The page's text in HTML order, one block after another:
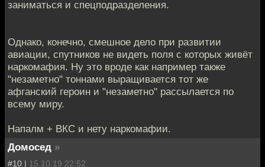
заниматься и спецподразделения.
Однако, конечно, смешное дело при развитии
авиации, спутников не видеть поля с которых живёт
наркомафия. Ну это вроде как например также
"незаметно" тоннами выращивается тот же
афганский героин и "незаметно" рассылается по
всему миру.
Напалм + ВКС и нету наркомафии.
Домосед »
#10 | 15.10.19 22:52